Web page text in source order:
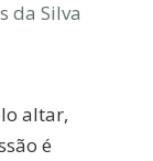
da Silva
altar,
é